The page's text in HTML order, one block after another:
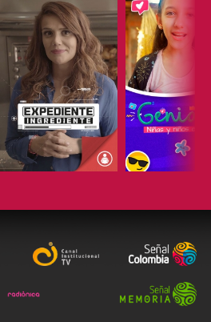
ESCUCHAR